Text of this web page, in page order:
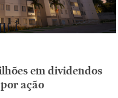
em dividendos
ação